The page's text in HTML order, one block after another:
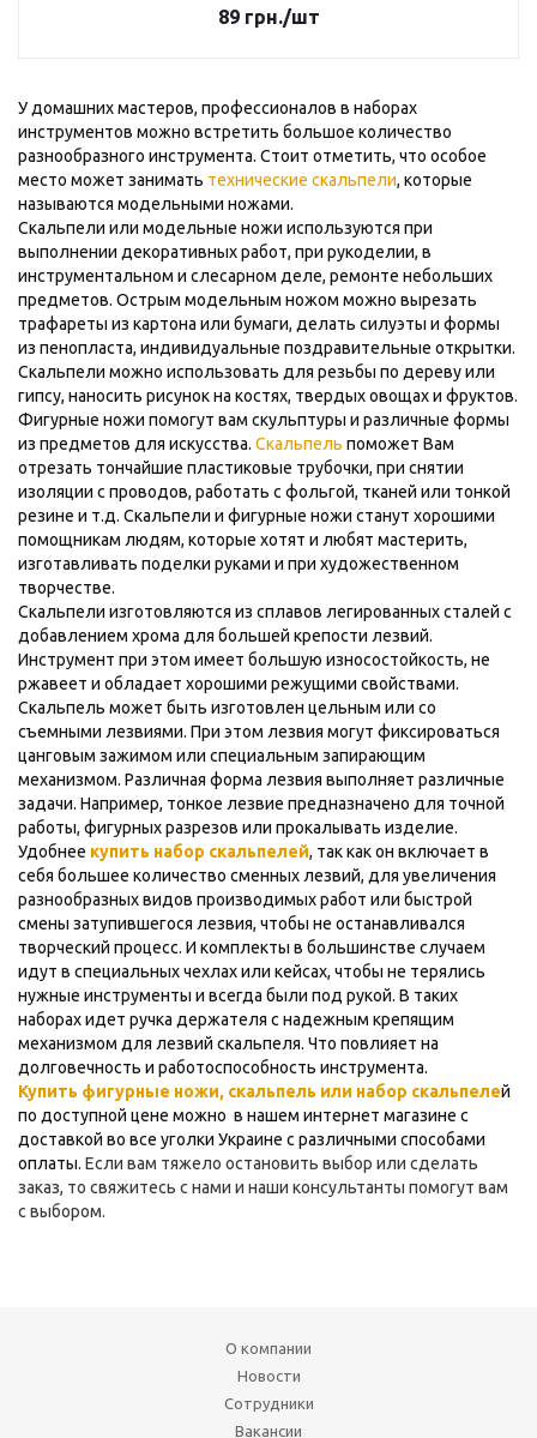
89 грн./шт
У домашних мастеров, профессионалов в наборах
инструментов можно встретить большое количество
разнообразного инструмента. Стоит отметить, что особое
место может занимать технические скальпели, которые
называются модельными ножами.
Скальпели или модельные ножи используются при
выполнении декоративных работ, при рукоделии, в
инструментальном и слесарном деле, ремонте небольших
предметов. Острым модельным ножом можно вырезать
трафареты из картона или бумаги, делать силуэты и формы
из пенопласта, индивидуальные поздравительные открытки.
Скальпели можно использовать для резьбы по дереву или
гипсу, наносить рисунок на костях, твердых овощах и фруктов.
Фигурные ножи помогут вам скульптуры и различные формы
из предметов для искусства. Скальпель поможет Вам
отрезать тончайшие пластиковые трубочки, при снятии
изоляции с проводов, работать с фольгой, тканей или тонкой
резине и т.д. Скальпели и фигурные ножи станут хорошими
помощникам людям, которые хотят и любят мастерить,
изготавливать поделки руками и при художественном
творчестве.
Скальпели изготовляются из сплавов легированных сталей с
добавлением хрома для большей крепости лезвий.
Инструмент при этом имеет большую износостойкость, не
ржавеет и обладает хорошими режущими свойствами.
Скальпель может быть изготовлен цельным или со
съемными лезвиями. При этом лезвия могут фиксироваться
цанговым зажимом или специальным запирающим
механизмом. Различная форма лезвия выполняет различные
задачи. Например, тонкое лезвие предназначено для точной
работы, фигурных разрезов или прокалывать изделие.
Удобнее купить набор скальпелей, так как он включает в
себя большее количество сменных лезвий, для увеличения
разнообразных видов производимых работ или быстрой
смены затупившегося лезвия, чтобы не останавливался
творческий процесс. И комплекты в большинстве случаем
идут в специальных чехлах или кейсах, чтобы не терялись
нужные инструменты и всегда были под рукой. В таких
наборах идет ручка держателя с надежным крепящим
механизмом для лезвий скальпеля. Что повлияет на
долговечность и работоспособность инструмента.
Купить фигурные ножи, скальпель или набор скальпелей
по доступной цене можно в нашем интернет магазине с
доставкой во все уголки Украине с различными способами
оплаты. Если вам тяжело остановить выбор или сделать
заказ, то свяжитесь с нами и наши консультанты помогут вам
с выбором.
О компании
Новости
Сотрудники
Вакансии